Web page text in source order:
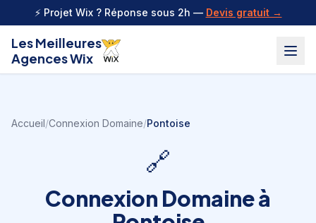
Aller au contenu
⚡ Projet Wix ? Réponse sous 2h — Devis gratuit →
Les Meilleures
Agences Wix
Accueil/Connexion Domaine/Pontoise
🔗
Connexion Domaineà